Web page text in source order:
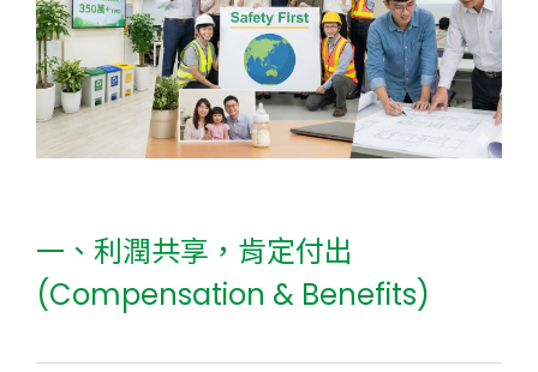
一、利潤共享，肯定付出
(Compensation & Benefits)